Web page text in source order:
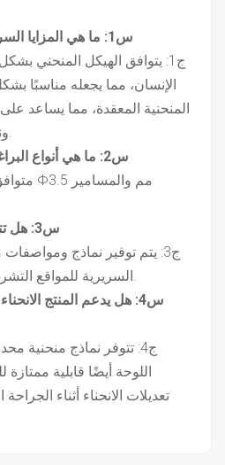
س1: ما هي المزايا السريرية للتصميم المنحني؟
ج1: يتوافق الهيكل المنحني
الإنسان، مما يجعله مناسبًا
المنحنية المعقدة، مما يساعد
س2: ما هي أنواع البراغي المتوافقة مع المنتج؟
س3: هل تتوفر مواصفات مختلفة؟
ج3: يتم توفير نماذج ومواصفات
س4: هل يدعم المنتج
ج4: تتوفر نماذج منحنية
اللوحة أيضًا قابلية
تعديلات الانحناء أثناء